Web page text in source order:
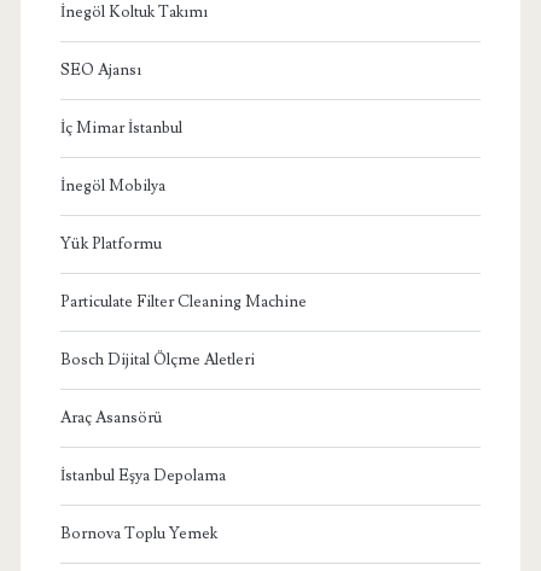
İnegöl Koltuk Takımı
SEO Ajansı
İç Mimar İstanbul
İnegöl Mobilya
Yük Platformu
Particulate Filter Cleaning Machine
Bosch Dijital Ölçme Aletleri
Araç Asansörü
İstanbul Eşya Depolama
Bornova Toplu Yemek